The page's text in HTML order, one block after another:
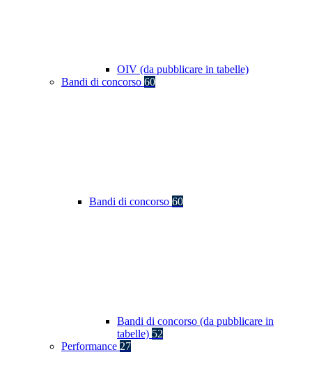
OIV (da pubblicare in tabelle)
Bandi di concorso 60
Bandi di concorso 60
Bandi di concorso (da pubblicare in
tabelle) 52
Performance 27